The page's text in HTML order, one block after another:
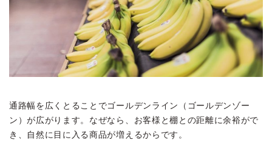
通路幅を広くとることでゴールデンライン（ゴールデンゾー
ン）が広がります。なぜなら、お客様と棚との距離に余裕がで
き、自然に目に入る商品が増えるからです。